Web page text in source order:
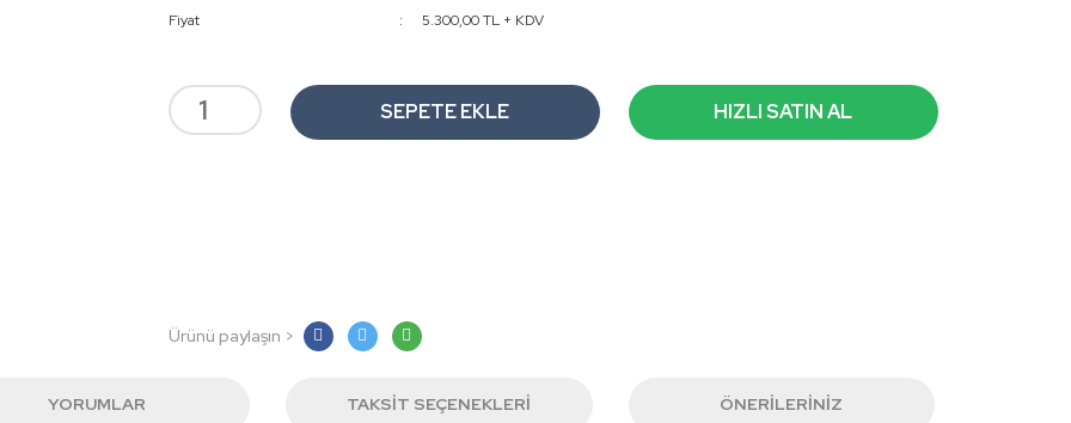
Fiyat
5.300,00 TL + KDV
SEPETE EKLE HIZLI SATIN AL
Ürünü paylaşın >
YORUMLAR TAKSIT SEÇENEKLERI ÖNERILERINIZ